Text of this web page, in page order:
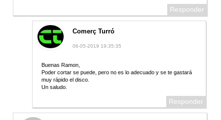
Responder
Comerç Turró
06-05-2019 19:35:35
Buenas Ramon,
Poder cortar se puede, pero no es lo adecuado y se te gastará
muy rápido el disco.
Un saludo.
Responder